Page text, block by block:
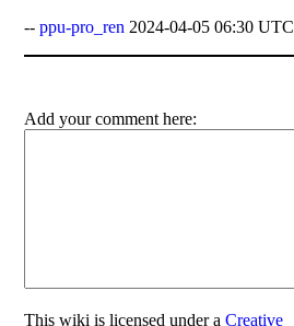
--ppu-pro_ren 2024-04-05 06:30 UTC
Add your comment here:
Thiswiki is licensed under aCreative